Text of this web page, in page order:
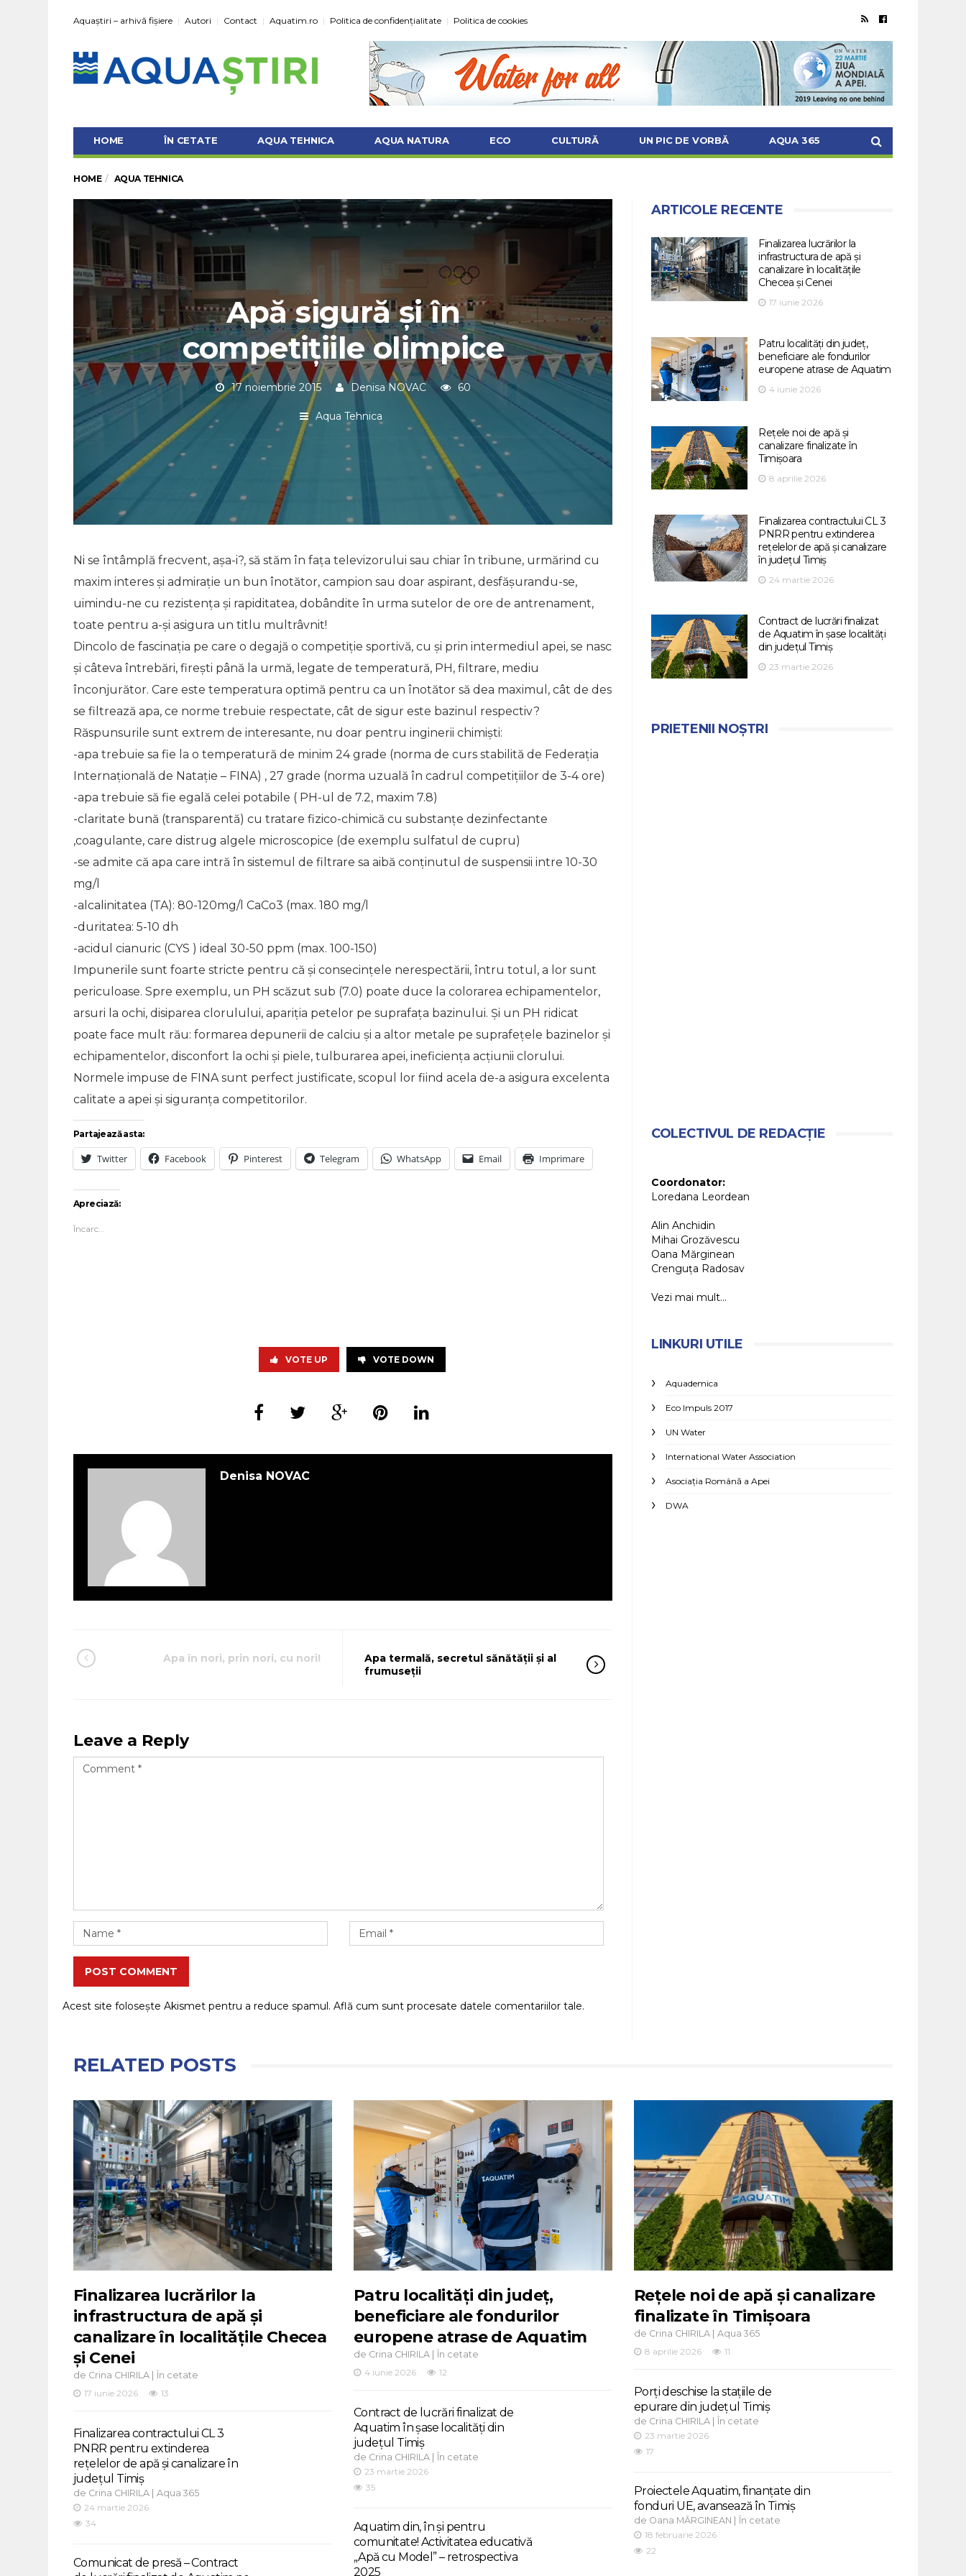
Aquaștiri – arhivă fișiere Autori Contact Aquatim.ro Politica de confidențialitate Politica de cookies
HOME ÎN CETATE AQUA TEHNICA AQUA NATURA ECO CULTURĂ UN PIC DE VORBĂ AQUA 365
HOME AQUA TEHNICA
Apă sigură şi în
competiţiile olimpice
17 noiembrie 2015 Denisa NOVAC 60
Aqua Tehnica
Ni se întâmplă frecvent, aşa-i?, să stăm în faţa televizorului sau chiar în tribune, urmărind cu
maxim interes şi admiraţie un bun înotător, campion sau doar aspirant, desfăşurandu-se,
uimindu-ne cu rezistenţa şi rapiditatea, dobândite în urma sutelor de ore de antrenament,
toate pentru a-şi asigura un titlu multrâvnit!
Dincolo de fascinaţia pe care o degajă o competiţie sportivă, cu şi prin intermediul apei, se nasc
şi câteva întrebări, fireşti până la urmă, legate de temperatură, PH, filtrare, mediu
înconjurător. Care este temperatura optimă pentru ca un înotător să dea maximul, cât de des
se filtrează apa, ce norme trebuie respectate, cât de sigur este bazinul respectiv?
Răspunsurile sunt extrem de interesante, nu doar pentru inginerii chimişti:
-apa trebuie sa fie la o temperatură de minim 24 grade (norma de curs stabilită de Federaţia
Internaţională de Nataţie – FINA) , 27 grade (norma uzuală în cadrul competiţiilor de 3-4 ore)
-apa trebuie să fie egală celei potabile ( PH-ul de 7.2, maxim 7.8)
-claritate bună (transparentă) cu tratare fizico-chimică cu substanţe dezinfectante
,coagulante, care distrug algele microscopice (de exemplu sulfatul de cupru)
-se admite că apa care intră în sistemul de filtrare sa aibă conţinutul de suspensii intre 10-30
mg/l
-alcalinitatea (TA): 80-120mg/l CaCo3 (max. 180 mg/l
-duritatea: 5-10 dh
-acidul cianuric (CYS ) ideal 30-50 ppm (max. 100-150)
Impunerile sunt foarte stricte pentru că şi consecinţele nerespectării, întru totul, a lor sunt
periculoase. Spre exemplu, un PH scăzut sub (7.0) poate duce la colorarea echipamentelor,
arsuri la ochi, disiparea clorulului, apariţia petelor pe suprafaţa bazinului. Şi un PH ridicat
poate face mult rău: formarea depunerii de calciu şi a altor metale pe suprafeţele bazinelor şi
echipamentelor, disconfort la ochi şi piele, tulburarea apei, ineficienţa acţiunii clorului.
Normele impuse de FINA sunt perfect justificate, scopul lor fiind acela de-a asigura excelenta
calitate a apei şi siguranţa competitorilor.
Partajează asta:
Twitter Facebook Pinterest Telegram WhatsApp Email Imprimare
Apreciază:
Încarc...
VOTE UP VOTE DOWN
Denisa NOVAC
Apa în nori, prin nori, cu nori!
Apa termală, secretul sănătății și al
frumuseții
Leave a Reply
POST COMMENT
Acest site folosește Akismet pentru a reduce spamul. Află cum sunt procesate datele comentariilor tale.
ARTICOLE RECENTE
Finalizarea lucrărilor la
infrastructura de apă și
canalizare în localitățile
Checea și Cenei
17 iunie 2026
Patru localități din județ,
beneficiare ale fondurilor
europene atrase de Aquatim
4 iunie 2026
Rețele noi de apă și
canalizare finalizate în
Timișoara
8 aprilie 2026
Finalizarea contractului CL 3
PNRR pentru extinderea
rețelelor de apă și canalizare
în județul Timiș
24 martie 2026
Contract de lucrări finalizat
de Aquatim în șase localități
din județul Timiș
23 martie 2026
PRIETENII NOȘTRI
COLECTIVUL DE REDACȚIE
Coordonator:
Loredana Leordean
Alin Anchidin
Mihai Grozăvescu
Oana Mărginean
Crenguța Radosav
Vezi mai mult...
LINKURI UTILE
Aquademica
Eco Impuls 2017
UN Water
International Water Association
Asociaţia Română a Apei
DWA
RELATED POSTS
Finalizarea lucrărilor la
infrastructura de apă și
canalizare în localitățile Checea
și Cenei
de Crina CHIRILA | În cetate
17 iunie 2026
13
Finalizarea contractului CL 3
PNRR pentru extinderea
rețelelor de apă și canalizare în
județul Timiș
de Crina CHIRILA | Aqua 365
24 martie 2026
34
Comunicat de presă – Contract
Patru localități din județ,
beneficiare ale fondurilor
europene atrase de Aquatim
de Crina CHIRILA | În cetate
4 iunie 2026
12
Contract de lucrări finalizat de
Aquatim în șase localități din
județul Timiș
de Crina CHIRILA | În cetate
23 martie 2026
35
Aquatim din, în și pentru
comunitate! Activitatea educativă
„Apă cu Model” – retrospectiva
2025
Rețele noi de apă și canalizare
finalizate în Timișoara
de Crina CHIRILA | Aqua 365
8 aprilie 2026
11
Porți deschise la stațiile de
epurare din județul Timiș
de Crina CHIRILA | În cetate
23 martie 2026
17
Proiectele Aquatim, finanțate din
fonduri UE, avansează în Timiș
de Oana MĂRGINEAN | În cetate
18 februarie 2026
22